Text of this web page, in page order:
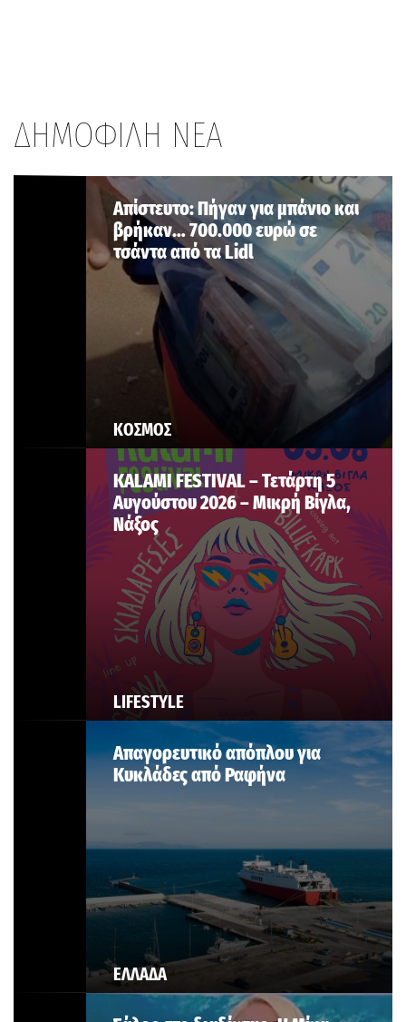
ΔΗΜΟΦΙΛΗ ΝΕΑ
ΚΟΣΜΟΣ
Aπίστευτο: Πήγαν για μπάνιο και
βρήκαν… 700.000 ευρώ σε
τσάντα από τα Lidl
LIFESTYLE
KALAMI FESTIVAL – Τετάρτη 5
Αυγούστου 2026 – Μικρή Βίγλα,
Νάξος
ΕΛΛΑΔΑ
Απαγορευτικό απόπλου για
Κυκλάδες από Ραφήνα